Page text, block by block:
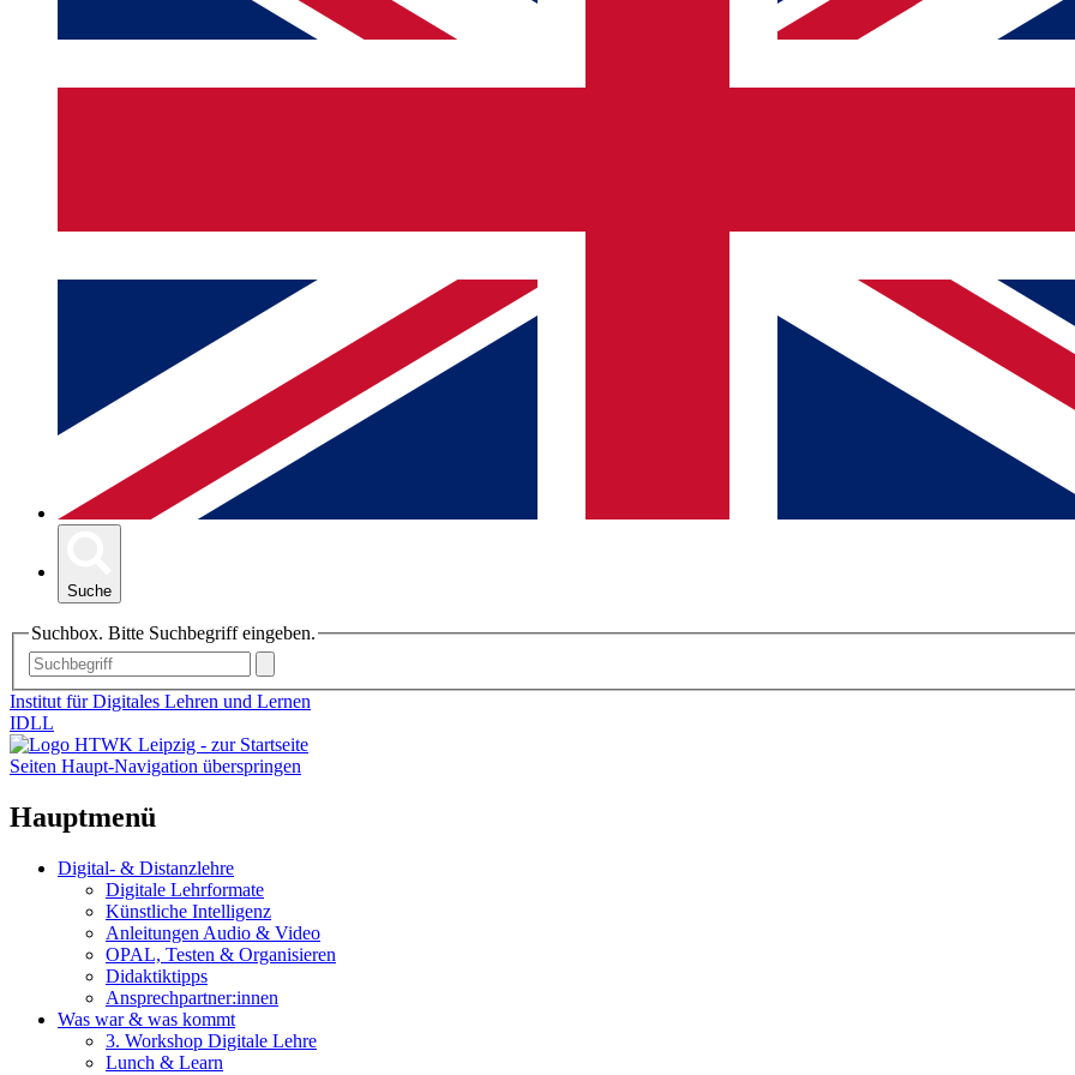
Suche
Suchbox. Bitte Suchbegriff eingeben.
Institut für Digitales Lehren und Lernen
IDLL
Seiten Haupt-Navigation überspringen
Hauptmenü
Digital- & Distanzlehre
Digitale Lehrformate
Künstliche Intelligenz
Anleitungen Audio & Video
OPAL, Testen & Organisieren
Didaktiktipps
Ansprechpartner:innen
Was war & was kommt
3. Workshop Digitale Lehre
Lunch & Learn